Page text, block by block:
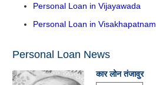
Personal Loan in Vijayawada
Personal Loan in Visakhapatnam
Personal Loan News
कार लोन तंजावुर